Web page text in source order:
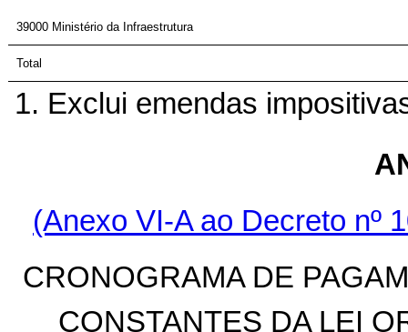
39000 Ministério da Infraestrutura
Total
1. Exclui emendas
(Anexo VI-A ao Decreto nº
CRONOGRAMA DE
CONSTANTES DA LEI